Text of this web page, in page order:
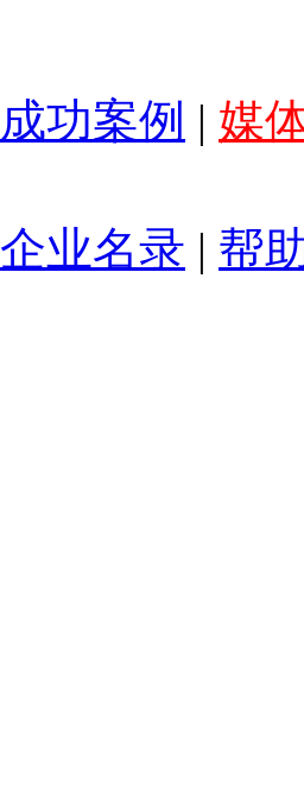
成功案例 | 媒
企业名录 | 帮